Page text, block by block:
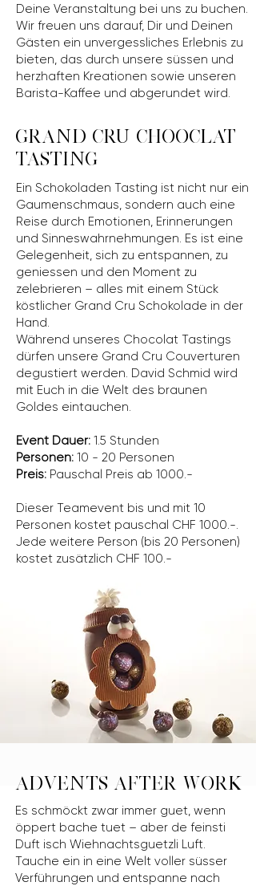
Deine Veranstaltung bei uns zu buchen.
Wir freuen uns darauf, Dir und Deinen
Gästen ein unvergessliches Erlebnis zu
bieten, das durch unsere süssen und
herzhaften Kreationen sowie unseren
Barista-Kaffee und abgerundet wird.
GRAND CRU CHOOCLAT
TASTING
Ein Schokoladen Tasting ist nicht nur ein
Gaumenschmaus, sondern auch eine
Reise durch Emotionen, Erinnerungen
und Sinneswahrnehmungen. Es ist eine
Gelegenheit, sich zu entspannen, zu
geniessen und den Moment zu
zelebrieren – alles mit einem Stück
köstlicher Grand Cru Schokolade in der
Hand.
Während unseres Chocolat Tastings
dürfen unsere Grand Cru Couverturen
degustiert werden. David Schmid wird
mit Euch in die Welt des braunen
Goldes eintauchen.
Event Dauer: 1.5 Stunden
Personen: 10 - 20 Personen
Preis: Pauschal Preis ab 1000.-
Dieser Teamevent bis und mit 10
Personen kostet pauschal CHF 1000.-.
Jede weitere Person (bis 20 Personen)
kostet zusätzlich CHF 100.-
ADVENTS AFTER WORK
Es schmöckt zwar immer guet, wenn
öppert bache tuet – aber de feinsti
Duft isch Wiehnachtsguetzli Luft.
Tauche ein in eine Welt voller süsser
Verführungen und entspanne nach